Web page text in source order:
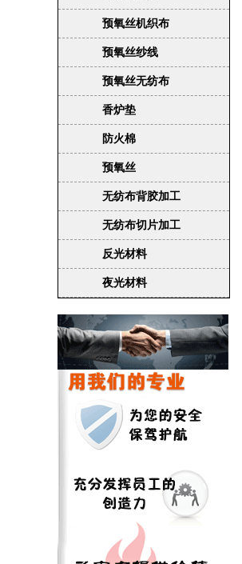
预氧丝机织布
预氧丝纱线
预氧丝无纺布
香炉垫
防火棉
预氧丝
无纺布背胶加工
无纺布切片加工
反光材料
夜光材料
芳纶纤维供应 阻燃无纺布供应